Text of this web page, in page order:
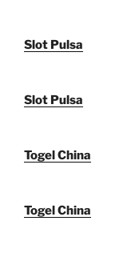
Slot Pulsa
Slot Pulsa
Togel China
Togel China